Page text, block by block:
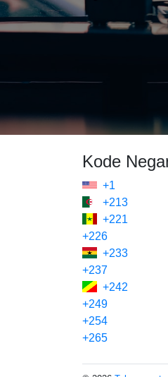
Kode
+1
+213
+221
+226
+233
+237
+242
+249
+254
+265